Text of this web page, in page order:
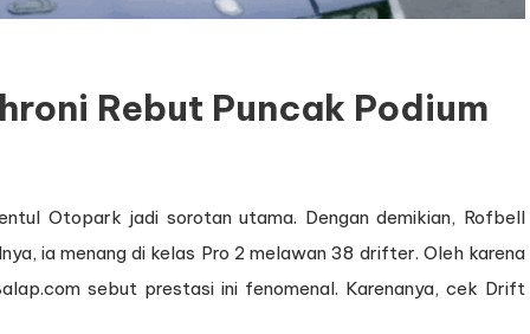
Rebut Puncak Podium
Otopark jadi sorotan utama. Dengan demikian, Rofbell
ia menang di kelas Pro 2 melawan 38 drifter. Oleh karena
sebut prestasi ini fenomenal. Karenanya, cek Drift